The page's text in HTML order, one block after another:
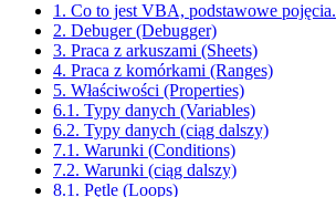
1. Co to jest VBA, podstawowe pojęcia.
2. Debuger (Debugger)
3. Praca z arkuszami (Sheets)
4. Praca z komórkami (Ranges)
5. Właściwości (Properties)
6.1. Typy danych (Variables)
6.2. Typy danych (ciąg dalszy)
7.1. Warunki (Conditions)
7.2. Warunki (ciąg dalszy)
8.1. Pętle (Loops)